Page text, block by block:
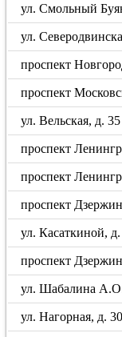
ул. Смольный
ул.
проспект
проспект
ул. Вельская, д. 35
проспект
проспект
проспект
ул. Касаткиной, д.
проспект
ул. Шабалина
ул. Нагорная, д.